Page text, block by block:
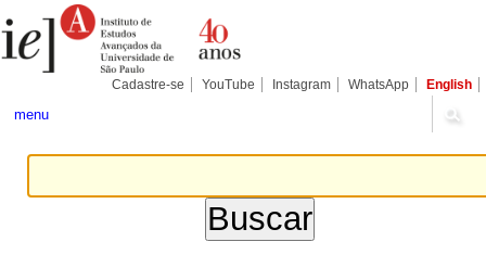
para
conteúdo.
Pessoais
Cadastre-se YouTube Instagram WhatsApp English
menu